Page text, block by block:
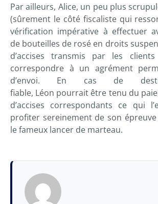
Par ailleurs, Alice, un peu plus
(sûrement le côté fiscaliste qui
vérification impérative à effectuer
de bouteilles de rosé en droits
d’accises transmis par les
correspondre à un agrément
d’envoi. En cas de
fiable, Léon pourrait être tenu du
d’accises correspondants ce qui
profiter sereinement de son épreuve
le fameux lancer de marteau.